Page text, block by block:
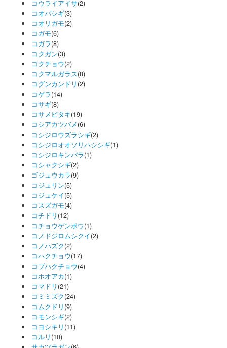
コウライアイサ(2)
コオバシギ(3)
コオリガモ(2)
コガモ(6)
コガラ(8)
コクガン(3)
コクチョウ(2)
コクマルガラス(8)
コグンカンドリ (2)
コゲラ(14)
コサギ(8)
コサメビタキ(19)
コシアカツバメ(6)
コシジロウズラシギ(2)
コシジロオオソリハシシギ(1)
コシジロキンパラ(1)
コシャクシギ(2)
ゴジュウカラ(9)
コジュリン(5)
コジュケイ(5)
コスズガモ(4)
コチドリ (12)
コチョウゲンボウ(1)
コノドジロムシクイ(2)
コノハズク(2)
コハクチョウ(17)
コブハクチョウ(4)
コホオアカ(1)
コマドリ (21)
コミミズク(24)
コムクドリ (9)
コモンシギ(2)
コヨシキリ (11)
コルリ (10)